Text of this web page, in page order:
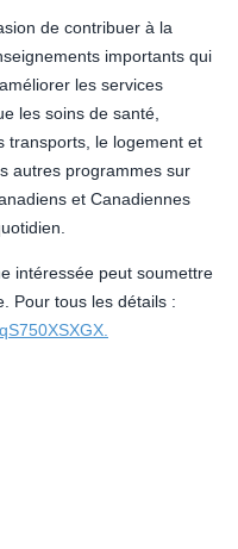
de contribuer à la
importants qui
les services
les soins de santé,
transports, le logement et
autres programmes sur
et Canadiennes
intéressée peut soumettre
Pour tous les détails :